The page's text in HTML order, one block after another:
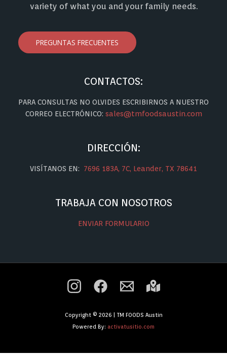
variety of what you and your family needs.
PREGUNTAS FRECUENTES
CONTACTOS:
PARA CONSULTAS NO OLVIDES ESCRIBIRNOS A NUESTRO
CORREO ELECTRÓNICO: sales@tmfoodsaustin.com
DIRECCIÓN:
VISÍTANOS EN: 7696 183A, 7C, Leander, TX 78641
TRABAJA CON NOSOTROS
ENVIAR FORMULARIO
Copyright © 2026 | TM FOODS Austin
Powered By: activatusitio.com